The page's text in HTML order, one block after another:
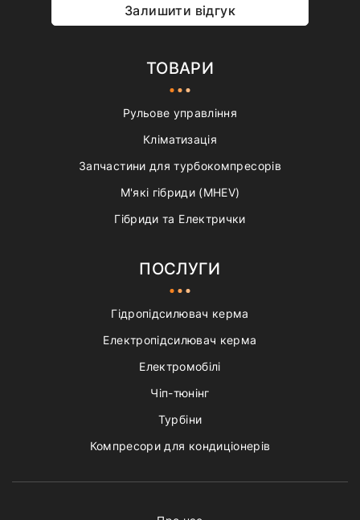
Залишити відгук
ТОВАРИ
Рульове управління
Кліматизація
Запчастини для турбокомпресорів
М'які гібриди (MHEV)
Гібриди та Електрички
ПОСЛУГИ
Гідропідсилювач керма
Електропідсилювач керма
Електромобілі
Чіп-тюнінг
Турбіни
Компресори для кондиціонерів